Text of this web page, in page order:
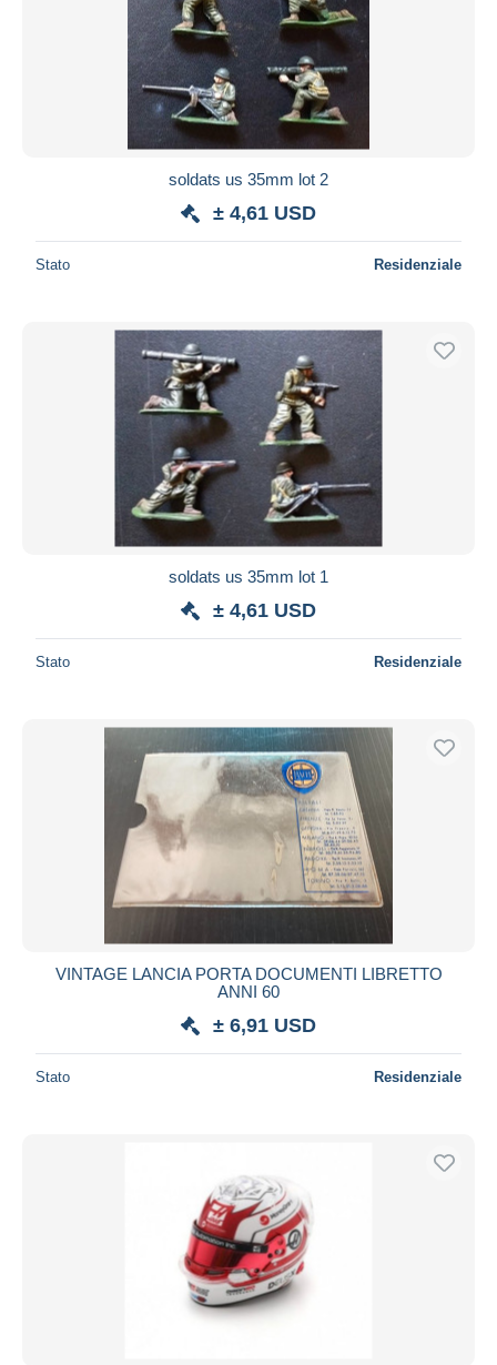
soldats us 35mm lot 2
± 4,61 USD
Stato Residenziale
soldats us 35mm lot 1
± 4,61 USD
Stato Residenziale
VINTAGE LANCIA PORTA DOCUMENTI LIBRETTO
ANNI 60
± 6,91 USD
Stato Residenziale